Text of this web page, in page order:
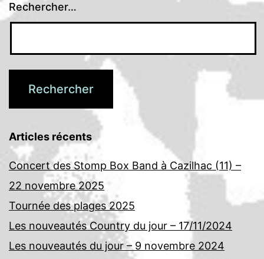
Rechercher…
Articles récents
Concert des Stomp Box Band à Cazilhac (11) –
22 novembre 2025
Tournée des plages 2025
Les nouveautés Country du jour – 17/11/2024
Les nouveautés du jour – 9 novembre 2024